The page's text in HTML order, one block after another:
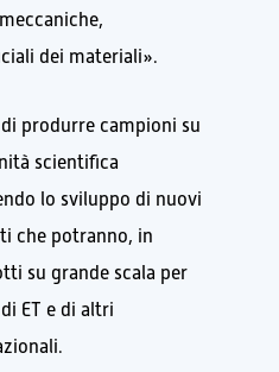
dei materiali».
di produrre campioni su
scientifica
lo sviluppo di nuovi
che potranno, in
su grande scala per
ET e di altri